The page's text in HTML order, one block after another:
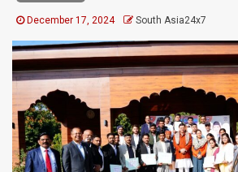
December 17, 2024 South Asia24x7